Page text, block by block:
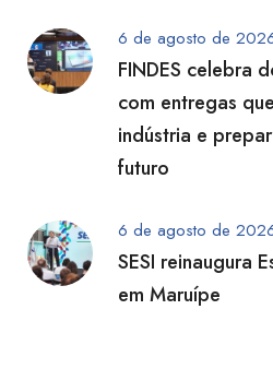
6 de agosto de
FINDES celebra
com entregas
indústria e
futuro
6 de agosto de
SESI reinaugura
em Maruípe